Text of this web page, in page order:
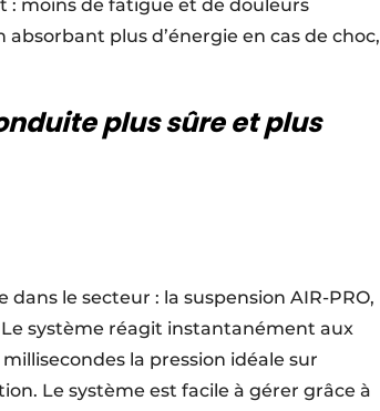
: moins de fatigue et de douleurs
plus d’énergie en cas de choc,
plus sûre et plus
le secteur : la suspension AIR-PRO,
système réagit instantanément aux
la pression idéale sur
Le système est facile à gérer grâce à